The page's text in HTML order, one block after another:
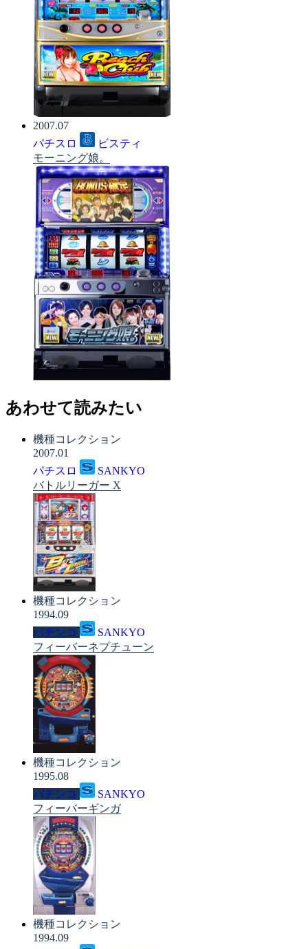
2007.07
パチスロ
ビスティ
モーニング娘。
あわせて読みたい
機種コレクション
2007.01
パチスロ
SANKYO
バトルリーガー X
機種コレクション
1994.09
パチンコ
SANKYO
フィーバーネプチューン
機種コレクション
1995.08
パチンコ
SANKYO
フィーバーギンガ
機種コレクション
1994.09